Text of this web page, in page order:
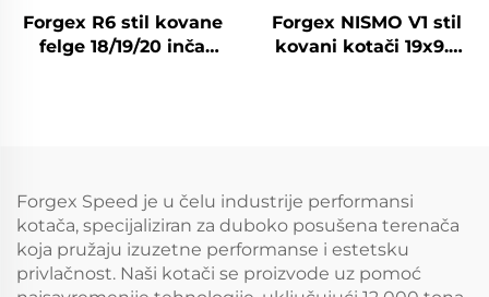
Forgex R6 stil kovane
felge 18/19/20 inča
Forgex NISMO V1 stil
kovani kotači 19x9.5
Forgex Speed je u čelu industrije performansi
kotača, specijaliziran za duboko posušena terenača
koja pružaju izuzetne performanse i estetsku
privlačnost. Naši kotači se proizvode uz pomoć